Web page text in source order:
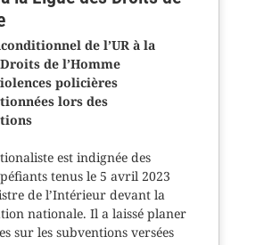
de l’UR à la
de l’Homme
policières
lors des
est indignée des
tenus le 5 avril 2023
de l’Intérieur devant la
nationale. Il a laissé planer
sur les subventions versées